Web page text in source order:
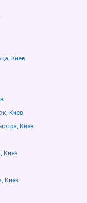
Киев
Киев
Киев
Киев
Киев